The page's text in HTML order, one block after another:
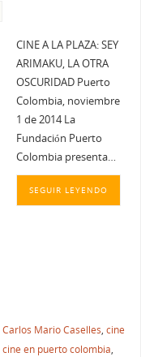
CINE A LA PLAZA: SEY
ARIMAKU, LA OTRA
OSCURIDAD Puerto
Colombia, noviembre
1 de 2014 La
Fundación Puerto
Colombia presenta…
SEGUIR LEYENDO
Carlos Mario Caselles, cine
cine en puerto colombia,